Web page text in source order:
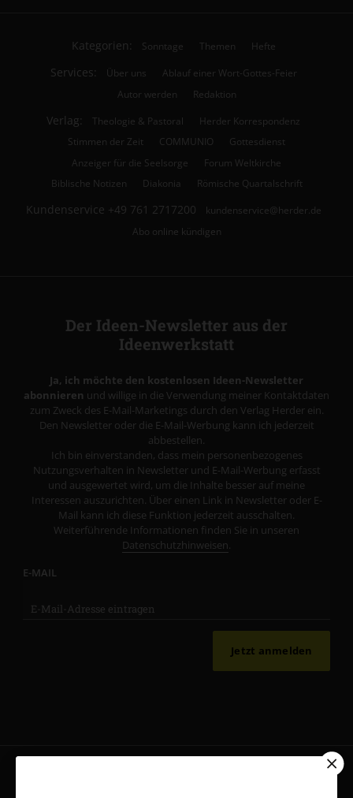
Kategorien: Sonntage Themen Hefte
Services: Über uns
Ablauf einer Wort-Gottes-Feier
Autor werden
Redaktion
Verlag: Theologie & Pastoral
Herder Korrespondenz
Stimmen der Zeit
COMMUNIO
Gottesdienst
Anzeiger für die Seelsorge
Forum Weltkirche
Biblische Notizen
Diakonia Römische Quartalschrift
Kundenservice +49 761 2717200
kundenservice@herder.de
Abo online kündigen
Der Ideen-Newsletter aus der
Ideenwerkstatt
Ja, ich möchte den kostenlosen Ideen-Newsletter
abonnieren und willige in die Verwendung meiner Kontaktdaten
zum Zweck des E-Mail-Marketings durch den Verlag Herder ein.
Den Newsletter oder die E-Mail-Werbung kann ich jederzeit
abbestellen.
Ich bin einverstanden, dass mein personenbezogenes
Nutzungsverhalten in Newsletter und E-Mail-Werbung erfasst
und ausgewertet wird, um die Inhalte besser auf meine
Interessen auszurichten. Über einen Link in Newsletter oder E-
Mail kann ich diese Funktion jederzeit ausschalten.
Weiterführende Informationen finden Sie in unseren
Datenschutzhinweisen
E-MAIL
Jetzt anmelden